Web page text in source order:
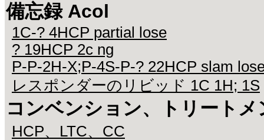
備忘録 Acol
1C-? 4HCP partial lose
? 19HCP 2c ng
P-P-2H-X;P-4S-P-? 22HCP slam
レスポンダーのリビッド 1C 1H; 1S
コンベンション、トリートメ
HCP、LTC、CC